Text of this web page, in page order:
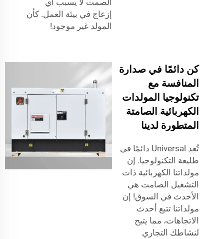
الصمت لا يسبب أي
إزعاج في بيئة العمل. كأن
المولد غير موجود!
كن دائمًا في صدارة
المنافسة مع
تكنولوجيا المولدات
الكهربائية الصامتة
المتطورة لدينا
تُعد Universal دائمًا في
طليعة التكنولوجيا. إن
مولداتنا الكهربائية ذات
التشغيل الصامت هي
الأحدث في السوق! إن
مولداتنا تتبع أحدث
الاتجاهات، مما يتيح
لنشاطك التجاري